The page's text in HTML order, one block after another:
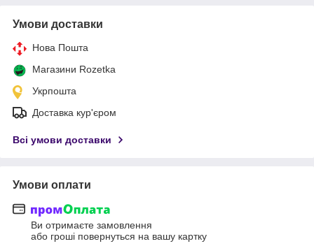
Умови доставки
Нова Пошта
Магазини Rozetka
Укрпошта
Доставка кур'єром
Всі умови доставки
Умови оплати
Ви отримаєте замовлення
або гроші повернуться на вашу картку